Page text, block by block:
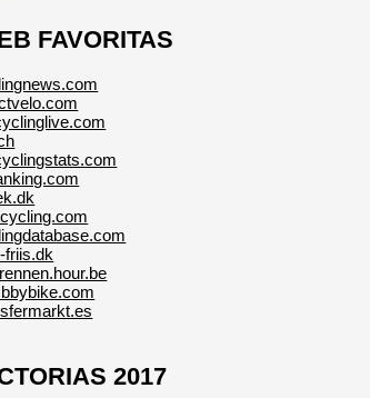
FAVORITAS
friis.dk
2017